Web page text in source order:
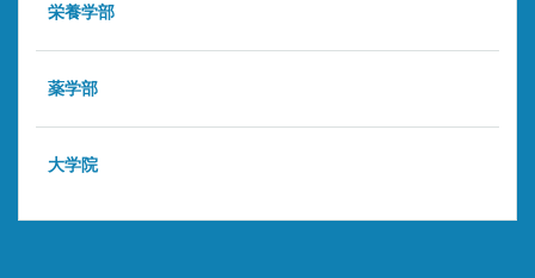
栄養学部
薬学部
大学院